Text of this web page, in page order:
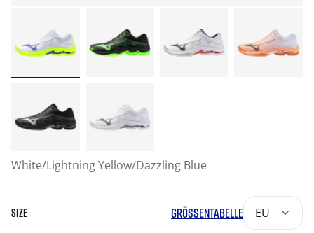
White/Lightning Yellow/Dazzling Blue
SIZE GRÖSSENTABELLE EU